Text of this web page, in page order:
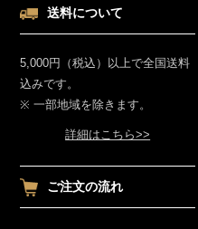
送料について
5,000円（税込）以上で全国送料
込みです。
※ 一部地域を除きます。
詳細はこちら>>
ご注文の流れ